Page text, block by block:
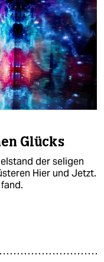
Glücks
der seligen
Hier und Jetzt.